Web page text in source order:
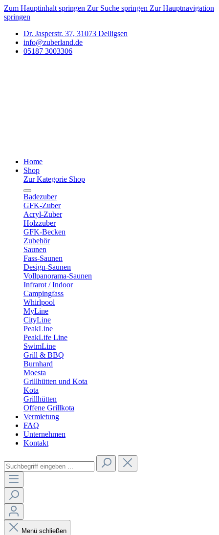
Zum Hauptinhalt springen Zur Suche springen Zur Hauptnavigation
springen
Dr. Jasperstr. 37, 31073 Delligsen
info@zuberland.de
05187 3003306
Home
Shop
Zur Kategorie Shop
Badezuber
GFK-Zuber
Acryl-Zuber
Holzzuber
GFK-Becken
Zubehör
Saunen
Fass-Saunen
Design-Saunen
Vollpanorama-Saunen
Infrarot / Indoor
Campingfass
Whirlpool
MyLine
CityLine
PeakLine
PeakLife Line
SwimLine
Grill & BBQ
Burnhard
Moesta
Grillhütten und Kota
Kota
Grillhütten
Offene Grillkota
Vermietung
FAQ
Unternehmen
Kontakt
Menü schließen